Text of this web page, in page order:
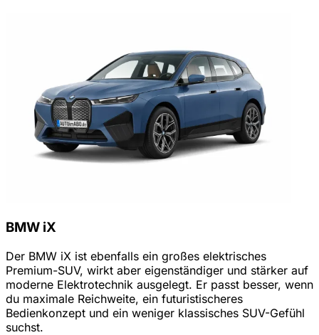
BMW iX
Der BMW iX ist ebenfalls ein großes elektrisches
Premium-SUV, wirkt aber eigenständiger und stärker auf
moderne Elektrotechnik ausgelegt. Er passt besser, wenn
du maximale Reichweite, ein futuristischeres
Bedienkonzept und ein weniger klassisches SUV-Gefühl
suchst.